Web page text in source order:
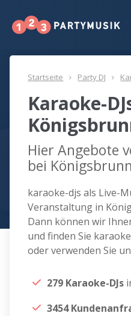
Startseite Party DJ
Karaoke-
Hier Angebote
bei
karaoke-djs als Live-
Veranstaltung in
Dann können wir
und finden Sie
oder verwenden Sie
279 Karaoke-DJs
3454